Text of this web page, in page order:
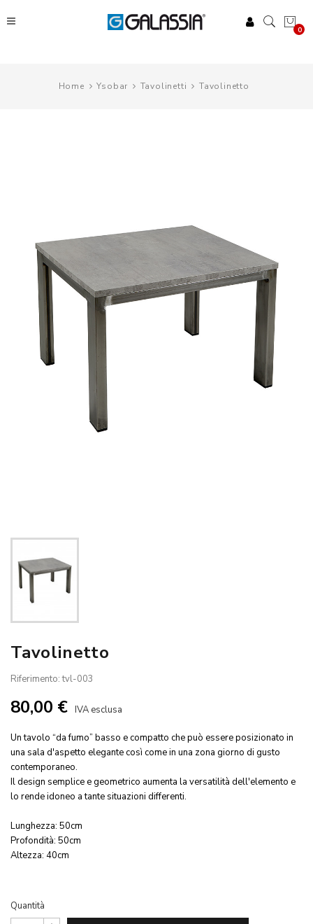
0
Home Ysobar Tavolinetti Tavolinetto
Tavolinetto
Riferimento: tvl-003
80,00 € IVA esclusa
Un tavolo “da fumo” basso e compatto che può essere posizionato in
una sala d'aspetto elegante così come in una zona giorno di gusto
contemporaneo.
Il design semplice e geometrico aumenta la versatilità dell'elemento e
lo rende idoneo a tante situazioni differenti.
Lunghezza: 50cm
Profondità: 50cm
Altezza: 40cm
Quantità